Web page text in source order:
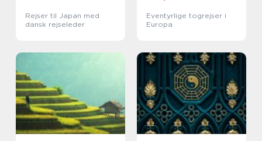
Rejser til Japan med
dansk rejseleder
Eventyrlige togrejser i
Europa